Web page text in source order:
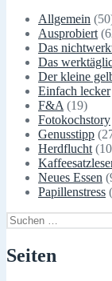
Allgemein
Ausprobiert
Das
Das
Der kleine
Einfach lecker
F&A (19)
Fotokochstory
Genusstipp
Herdflucht
Neues Essen
Papillenstress
Suchen
nach:
Seiten